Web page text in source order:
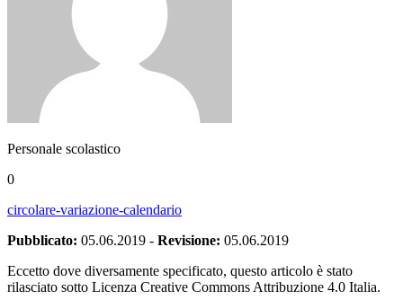
Personale scolastico
0
circolare-variazione-calendario
Pubblicato: 05.06.2019 - Revisione: 05.06.2019
Eccetto dove diversamente specificato, questo articolo è stato
rilasciato sotto Licenza Creative Commons Attribuzione 4.0 Italia.